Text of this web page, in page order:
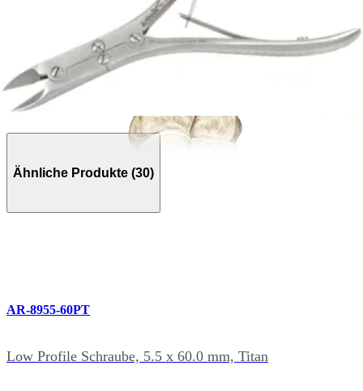
Jones Fracture Surgical Repair 5th Metatarsal Fracture System
Anand Vora, MD
02:39 | English | 01/02/2015 | VPT1-00383-EN A
Mehr Anzeigen Operationstechnikvideos
Ähnliche Produkte (30)
AR-8955-60PT
Low Profile Schraube, 5.5 x 60.0 mm, Titan